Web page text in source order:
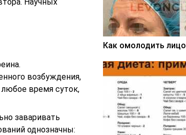
возбуждения,
время суток,
заваривать
однозначны:
Как омолодить лицо